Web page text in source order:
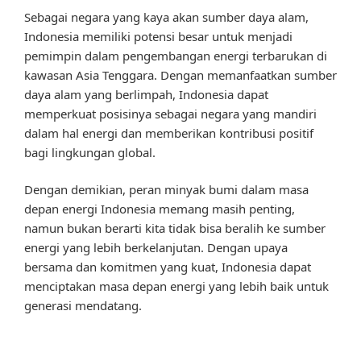
Sebagai negara yang kaya akan sumber daya alam,
Indonesia memiliki potensi besar untuk menjadi
pemimpin dalam pengembangan energi terbarukan di
kawasan Asia Tenggara. Dengan memanfaatkan sumber
daya alam yang berlimpah, Indonesia dapat
memperkuat posisinya sebagai negara yang mandiri
dalam hal energi dan memberikan kontribusi positif
bagi lingkungan global.
Dengan demikian, peran minyak bumi dalam masa
depan energi Indonesia memang masih penting,
namun bukan berarti kita tidak bisa beralih ke sumber
energi yang lebih berkelanjutan. Dengan upaya
bersama dan komitmen yang kuat, Indonesia dapat
menciptakan masa depan energi yang lebih baik untuk
generasi mendatang.